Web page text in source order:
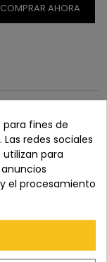
COMPRAR AHORA
TPV virtual 100%
de 5 a 7 días
fines de
redes sociales
para
el procesamiento